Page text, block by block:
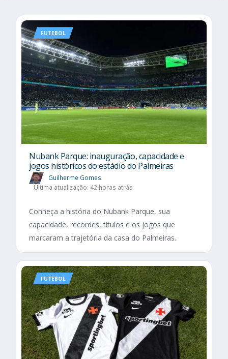
FUTEBOL
Nubank Parque: inauguração, capacidade e
jogos históricos do estádio do Palmeiras
Guilherme Gomes
Última atualização: 42 horas atrás
Conheça a história do Nubank Parque, sua
capacidade, recordes, títulos e os jogos que
marcaram a trajetória da casa do Palmeiras.
FUTEBOL